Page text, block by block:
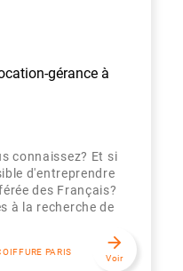
gérance à
connaissez? Et si
d'entreprendre
des Français?
à la recherche de
PARIS
arrow_forward
Voir